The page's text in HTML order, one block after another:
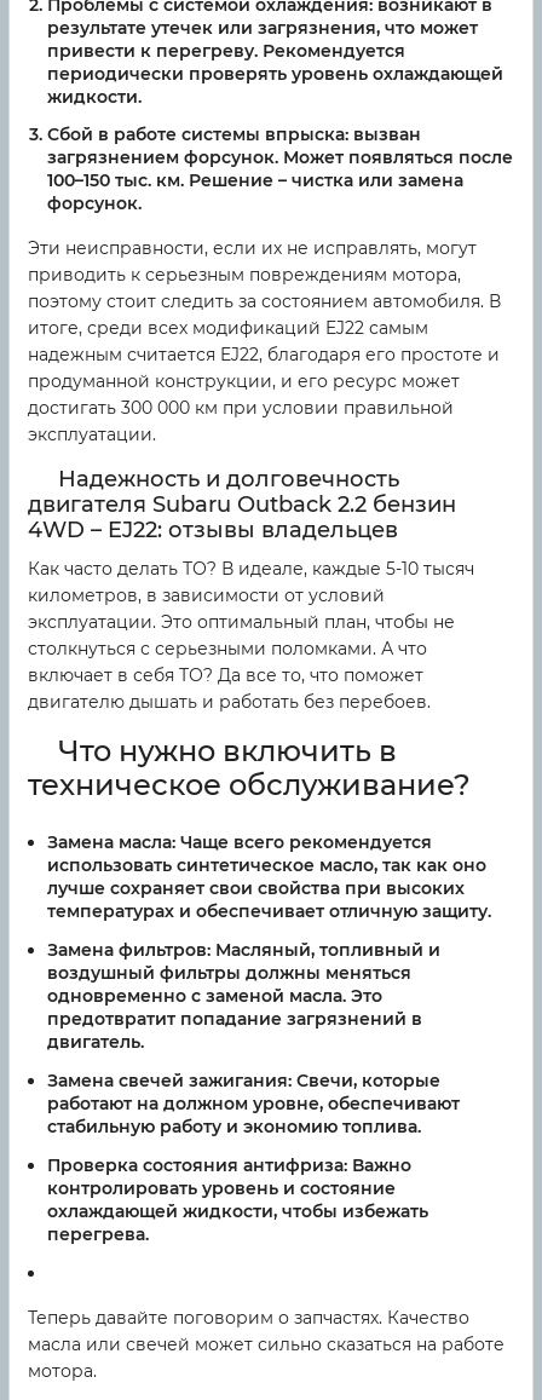
результате утечек или загрязнения, что может
привести к перегреву. Рекомендуется
периодически проверять уровень охлаждающей
жидкости.
Сбой в работе системы впрыска: вызван
загрязнением форсунок. Может появляться после
100–150 тыс. км. Решение – чистка или замена
форсунок.
Эти неисправности, если их не исправлять, могут
приводить к серьезным повреждениям мотора,
поэтому стоит следить за состоянием автомобиля. В
итоге, среди всех модификаций EJ22 самым
надежным считается EJ22, благодаря его простоте и
продуманной конструкции, и его ресурс может
достигать 300 000 км при условии правильной
эксплуатации.
Надежность и долговечность
двигателя Subaru Outback 2.2 бензин
4WD – EJ22: отзывы владельцев
Как часто делать ТО? В идеале, каждые 5-10 тысяч
километров, в зависимости от условий
эксплуатации. Это оптимальный план, чтобы не
столкнуться с серьезными поломками. А что
включает в себя ТО? Да все то, что поможет
двигателю дышать и работать без перебоев.
Что нужно включить в
техническое обслуживание?
Замена масла: Чаще всего рекомендуется
использовать синтетическое масло, так как оно
лучше сохраняет свои свойства при высоких
температурах и обеспечивает отличную защиту.
Замена фильтров: Масляный, топливный и
воздушный фильтры должны меняться
одновременно с заменой масла. Это
предотвратит попадание загрязнений в
двигатель.
Замена свечей зажигания: Свечи, которые
работают на должном уровне, обеспечивают
стабильную работу и экономию топлива.
Проверка состояния антифриза: Важно
контролировать уровень и состояние
охлаждающей жидкости, чтобы избежать
перегрева.
Теперь давайте поговорим о запчастях. Качество
масла или свечей может сильно сказаться на работе
мотора.